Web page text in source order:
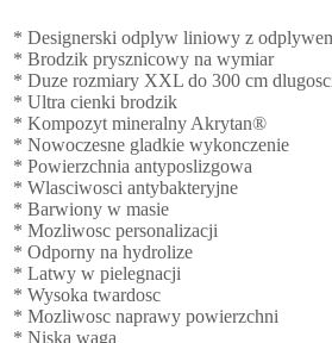
* Designerski odplyw liniowy z
* Brodzik prysznicowy na wymiar
* Duze rozmiary XXL do 300 cm
* Ultra cienki brodzik
* Kompozyt mineralny Akrytan®
* Nowoczesne gladkie wykonczenie
* Powierzchnia antyposlizgowa
* Wlasciwosci antybakteryjne
* Barwiony w masie
* Mozliwosc personalizacji
* Odporny na hydrolize
* Latwy w pielegnacji
* Wysoka twardosc
* Mozliwosc naprawy powierzchni
* Niska waga